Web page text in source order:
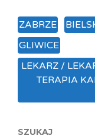
ZABRZE
GLIWICE
LEKARZ /
TERAPIA
SZUKAJ